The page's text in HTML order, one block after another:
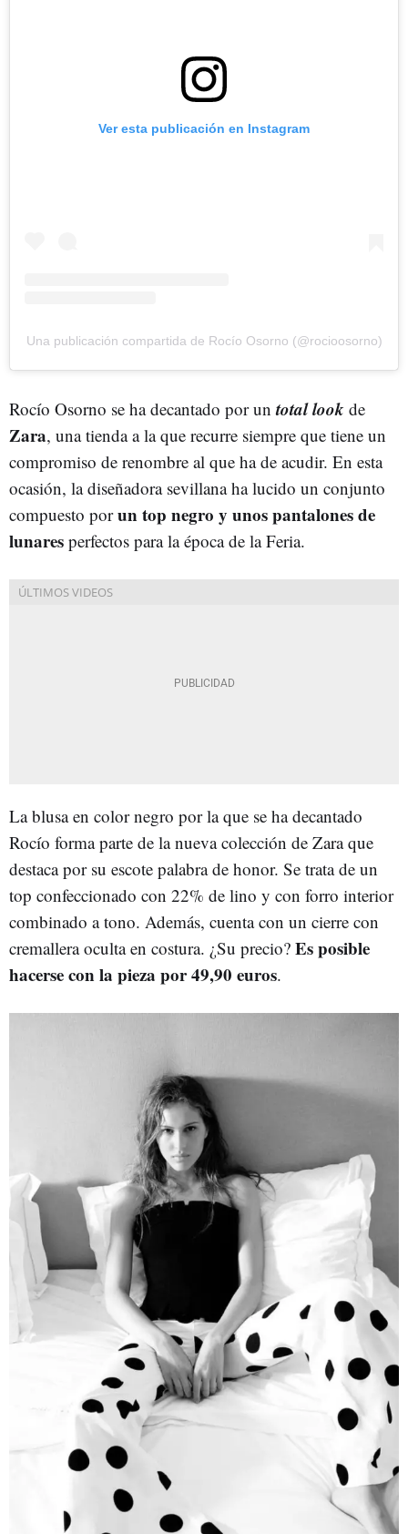
Ver esta publicación en Instagram
Una publicación compartida de Rocío Osorno (@rocioosorno)
Rocío Osorno se ha decantado por un total look de
Zara, una tienda a la que recurre siempre que tiene un
compromiso de renombre al que ha de acudir. En esta
ocasión, la diseñadora sevillana ha lucido un conjunto
compuesto porun top negro y unos pantalones de
lunares perfectos para la época de la Feria.
La blusa en color negro por la que se ha decantado
Rocío forma parte de la nueva colección de Zara que
destaca por su escote palabra de honor. Se trata de un
top confeccionado con 22% de lino y con forro interior
combinado a tono. Además, cuenta con un cierre con
cremallera oculta en costura. ¿Su precio? Es posible
hacerse con la pieza por 49,90 euros.